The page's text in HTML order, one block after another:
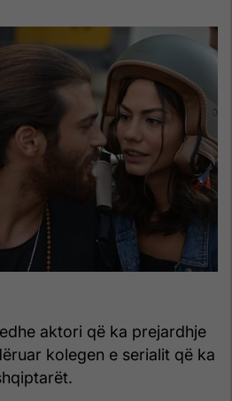
aktori që ka prejardhje
kolegen e serialit që ka